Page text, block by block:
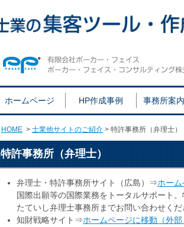
ホームページ HP作成事例 事務所案
HOME > 士業他サイトのご紹介 > 特許事務所（弁理士）
特許事務所（弁理士）
弁理士・特許事務所サイト（広島）⇒ホーム
国際出願等の国際業務をトータルサポート
たていし弁理士事務所までお問い合わせく
知財戦略サイト⇒ホームページに移動（外部